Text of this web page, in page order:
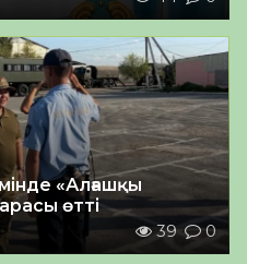
«Алғашқы
өтті
39 0